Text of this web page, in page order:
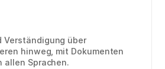
Verständigung über
hinweg, mit Dokumenten
allen Sprachen.